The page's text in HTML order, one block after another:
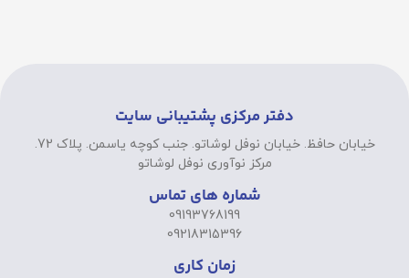
دفتر مرکزی پشتیبانی سایت
خیابان حافظ. خیابان نوفل لوشاتو. جنب کوچه یاسمن. پلاک 72.
مرکز نوآوری نوفل لوشاتو
شماره های تماس
09193768199
09218315396
زمان کاری